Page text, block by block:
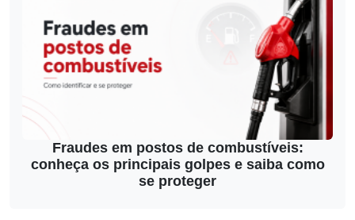
Fraudes em postos de combustíveis:
conheça os principais golpes e saiba como
se proteger